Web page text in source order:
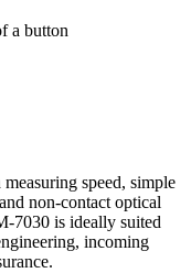
a button
speed, simple
non-contact optical
7030 is ideally suited
incoming